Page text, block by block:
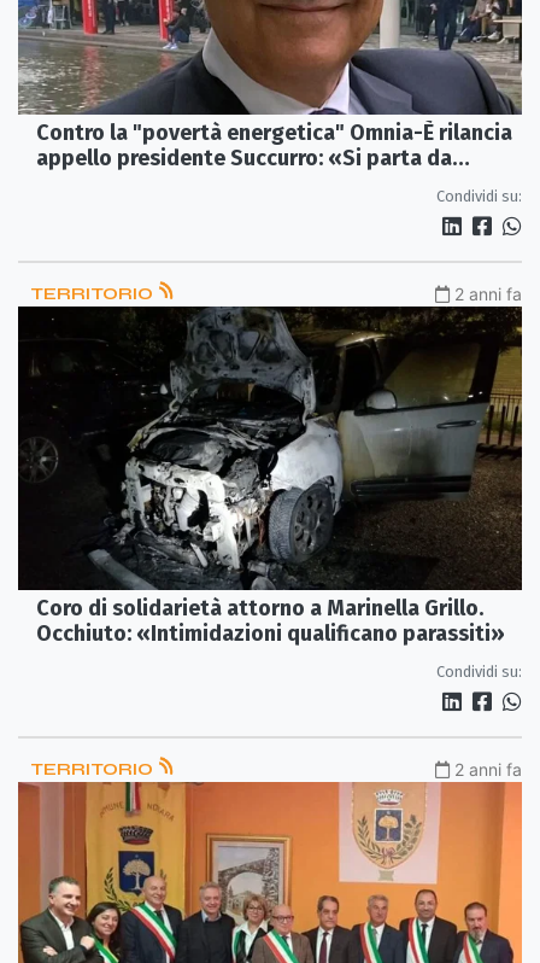
Contro la "povertà energetica" Omnia-È rilancia
appello presidente Succurro: «Si parta da
Condividi su:
TERRITORIO 2 anni fa
Coro di solidarietà attorno a Marinella Grillo.
Occhiuto: «Intimidazioni qualificano parassiti»
Condividi su:
TERRITORIO 2 anni fa